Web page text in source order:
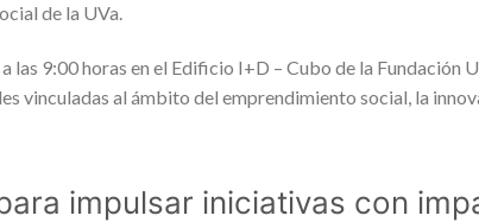
de la UVa.
las 9:00 horas en el Edificio I+D – Cubo de la Fundación
vinculadas al ámbito del emprendimiento social, la
impulsar iniciativas con